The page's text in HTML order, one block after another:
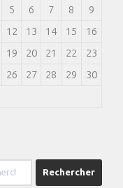
5 6 7 8
9
12 13 14 15
16
19 20 21 22
23
26 27 28 29
30
: